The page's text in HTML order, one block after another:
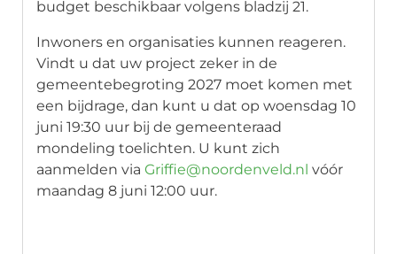
budget beschikbaar volgens bladzij 21.
Inwoners en organisaties kunnen reageren.
Vindt u dat uw project zeker in de
gemeentebegroting 2027 moet komen met
een bijdrage, dan kunt u dat op woensdag 10
juni 19:30 uur bij de gemeenteraad
mondeling toelichten. U kunt zich
aanmelden via Griffie@noordenveld.nl vóór
maandag 8 juni 12:00 uur.